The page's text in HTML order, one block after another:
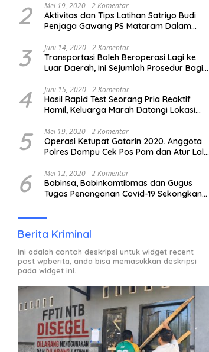
2 Mei 19, 2020 2 Komentar
Aktivitas dan Tips Latihan Satriyo Budi
Penjaga Gawang PS Mataram Dalam
3 Juni 14, 2020 2 Komentar
Transportasi Boleh Beroperasi Lagi ke
Luar Daerah, Ini Sejumlah Prosedur Bagi
4 Juni 15, 2020 2 Komentar
Hasil Rapid Test Seorang Pria Reaktif
Hamil, Keluarga Marah Datangi Lokasi
5 Mei 19, 2020 2 Komentar
Operasi Ketupat Gatarin 2020. Anggota
Polres Dompu Cek Pos Pam dan Atur Lalu
6 Mei 12, 2020 2 Komentar
Babinsa, Babinkamtibmas dan Gugus
Tugas Penanganan Covid-19 Sekongkang
ODP.
Berita Kriminal
Ini adalah contoh deskripsi untuk widget recent
post wpberita, anda bisa memasukkan deskripsi
pada widget ini.